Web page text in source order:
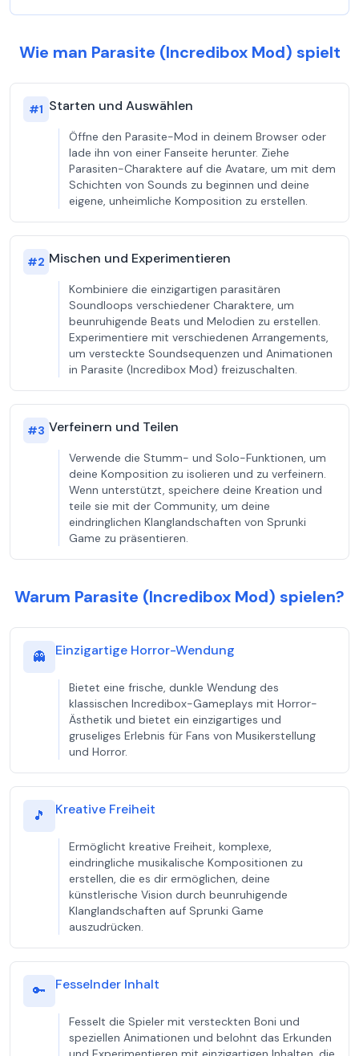
Wie man Parasite (Incredibox Mod) spielt
#1 Starten und Auswählen
Öffne den Parasite-Mod in deinem Browser oder
lade ihn von einer Fanseite herunter. Ziehe
Parasiten-Charaktere auf die Avatare, um mit dem
Schichten von Sounds zu beginnen und deine
eigene, unheimliche Komposition zu erstellen.
#2 Mischen und Experimentieren
Kombiniere die einzigartigen parasitären
Soundloops verschiedener Charaktere, um
beunruhigende Beats und Melodien zu erstellen.
Experimentiere mit verschiedenen Arrangements,
um versteckte Soundsequenzen und Animationen
in Parasite (Incredibox Mod) freizuschalten.
#3 Verfeinern und Teilen
Verwende die Stumm- und Solo-Funktionen, um
deine Komposition zu isolieren und zu verfeinern.
Wenn unterstützt, speichere deine Kreation und
teile sie mit der Community, um deine
eindringlichen Klanglandschaften von Sprunki
Game zu präsentieren.
Warum Parasite (Incredibox Mod) spielen?
👻 Einzigartige Horror-Wendung
Bietet eine frische, dunkle Wendung des
klassischen Incredibox-Gameplays mit Horror-
Ästhetik und bietet ein einzigartiges und
gruseliges Erlebnis für Fans von Musikerstellung
und Horror.
🎵 Kreative Freiheit
Ermöglicht kreative Freiheit, komplexe,
eindringliche musikalische Kompositionen zu
erstellen, die es dir ermöglichen, deine
künstlerische Vision durch beunruhigende
Klanglandschaften auf Sprunki Game
auszudrücken.
🔑 Fesselnder Inhalt
Fesselt die Spieler mit versteckten Boni und
speziellen Animationen und belohnt das Erkunden